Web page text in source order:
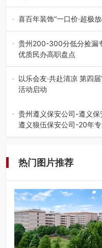
八一建军节到来之际，由
市退役军人事务局联合贵
喜百年装饰“一口价·超极
2026年7月31日，喜百年
会在贵阳隆重举行。…
贵州200-300分低分捡漏
优质民办高职盘点
在贵州省高考志愿填报体
的省内工科、新能源汽车
以乐会友·共赴清凉 第四
活动启动
弦乐（合唱）艺术交流活
贵州遵义保安公司-遵义
遵义狼伍保安公司-20年
热门图片推荐